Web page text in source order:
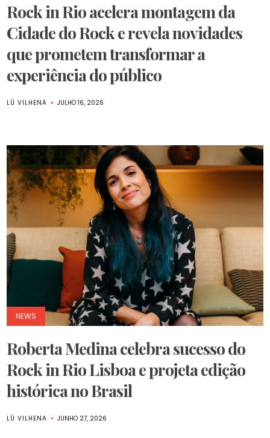
Rock in Rio acelera montagem da
Cidade do Rock e revela novidades
que prometem transformar a
experiência do público
LÚ VILHENA JULHO 16, 2026
NEWS
Roberta Medina celebra sucesso do
Rock in Rio Lisboa e projeta edição
histórica no Brasil
LÚ VILHENA JUNHO 27, 2026